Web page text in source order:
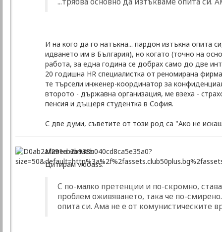
И на кого да го натъкна... пардон изтъкна опита
идването им в България), но когато (точно на
работа, за една година се добрах само до две
20 годишна HR специалистка от реномирана
те търсели инженер-координатор за
второто - държавна организация, ме взеха -
пенсия и дъщеря студентка в София.
С две думи, съветите от този род са "Ако не
Милен написа:
Цитирам vidoass:
С по-малко претенции и по-скромно,
проблем оживяването, така че по-
опита си. Ама не е от комунистическите